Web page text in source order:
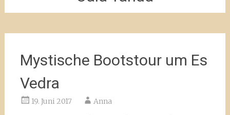
Mystische Bootstour um Es
Vedra
19. Juni 2017 Anna